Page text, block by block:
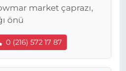
market çaprazı,
önü
0 (216) 572 17 87